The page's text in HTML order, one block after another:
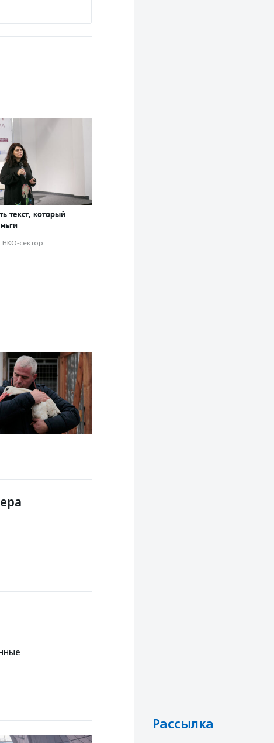
текст, который
НКО-сектор
Рассылка